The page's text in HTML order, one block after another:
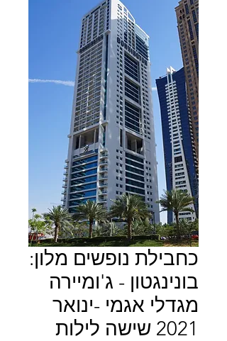
כחבילת נופשים מלון:
בונינגטון - ג'ומיירה
מגדלי אגמי -ינואר
2021 שישה לילות